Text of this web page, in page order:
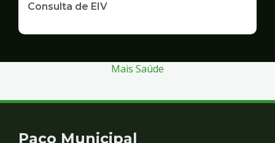
Consulta de EIV
Mais Saúde
Paço Municipal